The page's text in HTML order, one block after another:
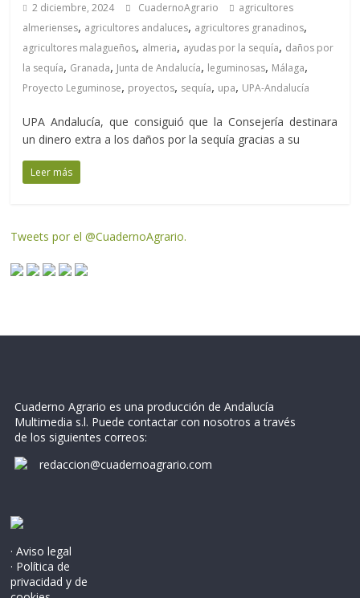
2 diciembre, 2024 CuadernoAgrario
agricultores
almerienses, agricultores andaluces, agricultores granadinos,
agricultores malagueños, almeria, ayudas por la sequía, daños por
la sequía, Granada, Junta de Andalucía, leguminosas, Málaga,
Proyecto Leguminose, proyectos, sequía, upa, UPA-Andalucía
UPA Andalucía, que consiguió que la Consejería destinara
un dinero extra a los daños por la sequía gracias a su
Leer más
Tweets por el @CuadernoAgrario.
Cuaderno Agrario es una producción de Andalucía
Multimedia s.l. Puede contactar con nosotros a través
de los siguientes correos:
redaccion@cuadernoagrario.com
· Aviso legal
· Política de
privacidad y de